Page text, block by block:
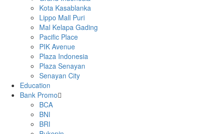
Kota Kasablanka
Lippo Mall Puri
Mal Kelapa Gading
Pacific Place
PIK Avenue
Plaza Indonesia
Plaza Senayan
Senayan City
Education
Bank Promo
BCA
BNI
BRI